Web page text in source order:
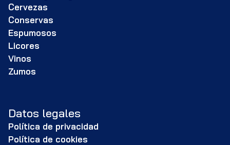
Cervezas
Conservas
Espumosos
Licores
Vinos
Zumos
Datos legales
Política de privacidad
Política de cookies